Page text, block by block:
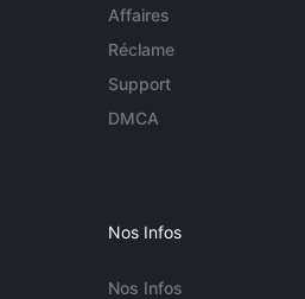
Affaires
Réclame
Support
DMCA
Nos Infos
Nos Infos